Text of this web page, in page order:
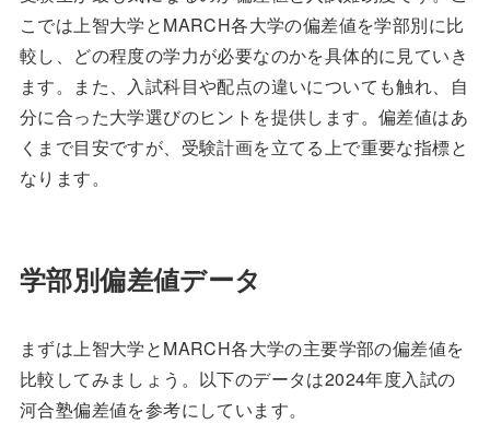
こでは上智大学とMARCH各大学の偏差値を学部別に比
較し、どの程度の学力が必要なのかを具体的に見ていき
ます。また、入試科目や配点の違いについても触れ、自
分に合った大学選びのヒントを提供します。偏差値はあ
くまで目安ですが、受験計画を立てる上で重要な指標と
なります。
学部別偏差値データ
まずは上智大学とMARCH各大学の主要学部の偏差値を
比較してみましょう。以下のデータは2024年度入試の
河合塾偏差値を参考にしています。